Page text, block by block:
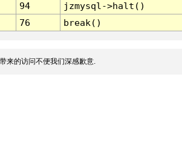
94
jzmysql->halt()
76 break()
来的访问不便我们深感歉意.